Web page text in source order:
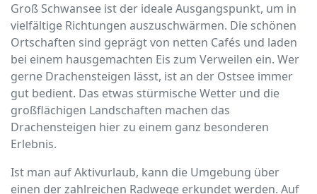
Groß Schwansee ist der ideale Ausgangspunkt, um in
vielfältige Richtungen auszuschwärmen. Die schönen
Ortschaften sind geprägt von netten Cafés und laden
bei einem hausgemachten Eis zum Verweilen ein. Wer
gerne Drachensteigen lässt, ist an der Ostsee immer
gut bedient. Das etwas stürmische Wetter und die
großflächigen Landschaften machen das
Drachensteigen hier zu einem ganz besonderen
Erlebnis.
Ist man auf Aktivurlaub, kann die Umgebung über
einen der zahlreichen Radwege erkundet werden. Auf